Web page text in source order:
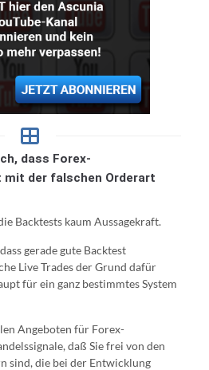
dass Forex-
der falschen Orderart
Backtests kaum Aussagekraft.
gerade gute Backtest
Live Trades der Grund dafür
für ein ganz bestimmtes System
Angeboten für Forex-
daß Sie frei von den
sind, die bei der Entwicklung